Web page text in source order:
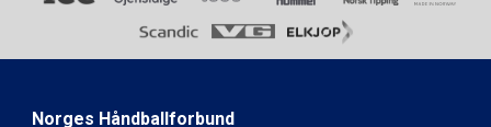
Norges Håndballforbund